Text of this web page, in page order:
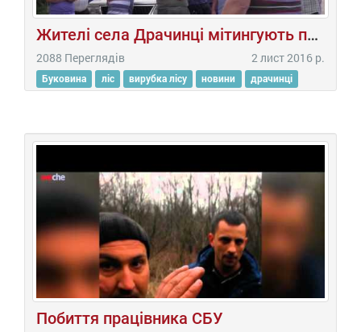
Жителі села Драчинці мітингують проти вирубки лісу
2088 Переглядів 2 лист 2016 р.
Буковина ліс вирубка лісу новини драчинці
Побиття працівника СБУ